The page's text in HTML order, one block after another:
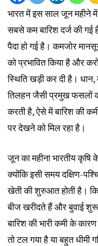
भारत में इस साल जून
सबसे कम बारिश दर्ज की गई
पैदा हो गई है। कमजोर
को प्रभावित किया है और
स्थिति खड़ी कर दी है।
तिलहन जैसी प्रमुख फसलों
करती है, ऐसे में बारिश की
पर देखने को मिल रहा है।
जून का महीना भारतीय कृषि
क्योंकि इसी समय दक्षिण-
खेती की शुरुआत होती है।
बीज खरीदते हैं और बुवाई
बारिश की भारी कमी के
तो टल गया है या बहुत धीमी